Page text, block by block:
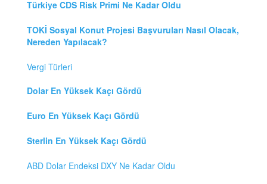
Türkiye CDS Risk Primi Ne Kadar Oldu
TOKİ Sosyal Konut Projesi Başvuruları Nasıl Olacak,
Nereden Yapılacak?
Vergi Türleri
Dolar En Yüksek Kaçı Gördü
Euro En Yüksek Kaçı Gördü
Sterlin En Yüksek Kaçı Gördü
ABD Dolar Endeksi DXY Ne Kadar Oldu